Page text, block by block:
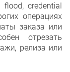
credential
операциях
заказа или
отрезать
релиза или